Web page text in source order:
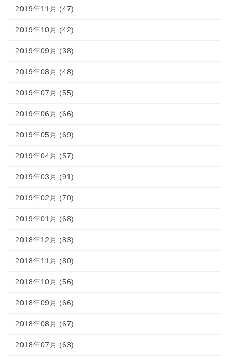
2019年11月 (47)
2019年10月 (42)
2019年09月 (38)
2019年08月 (48)
2019年07月 (55)
2019年06月 (66)
2019年05月 (69)
2019年04月 (57)
2019年03月 (91)
2019年02月 (70)
2019年01月 (68)
2018年12月 (83)
2018年11月 (80)
2018年10月 (56)
2018年09月 (66)
2018年08月 (67)
2018年07月 (63)